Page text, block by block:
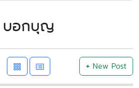
บอกบุญ
+New Post